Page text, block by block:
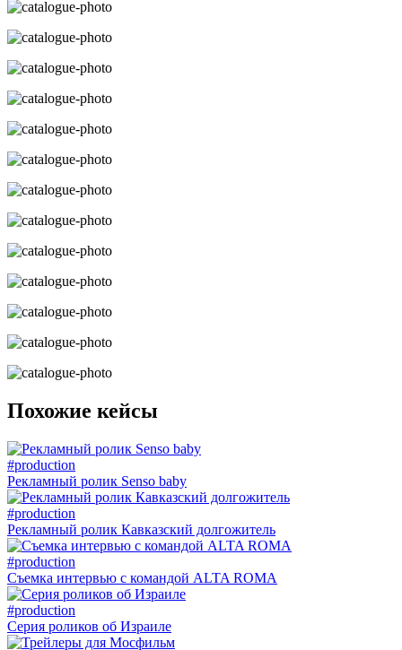
Похожие кейсы
#production
Рекламный ролик Senso baby
#production
Рекламный ролик Кавказский долгожитель
#production
Съемка интервью с командой ALTA ROMA
#production
Серия роликов об Израиле